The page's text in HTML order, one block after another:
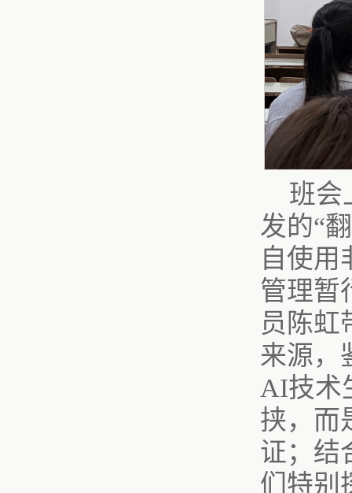
班会
发的“
自使用
管理暂
员陈虹
来源，
AI技术
挟，而
证；结
们特别